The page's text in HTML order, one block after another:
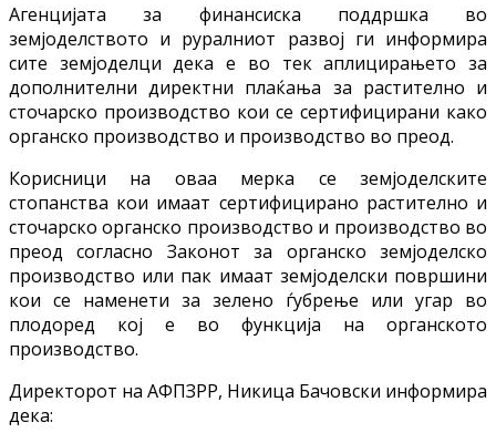
Агенцијата за финансиска поддршка во
земјоделството и руралниот развој ги информира
сите земјоделци дека е во тек аплицирањето за
дополнителни директни плаќања за растително и
сточарско производство кои се сертифицирани како
органско производство и производство во преод.
Корисници на оваа мерка се земјоделските
стопанства кои имаат сертифицирано растително и
сточарско органско производство и производство во
преод согласно Законот за органско земјоделско
производство или пак имаат земјоделски површини
кои се наменети за зелено ѓубрење или угар во
плодоред кој е во функција на органското
производство.
Директорот на АФПЗРР, Никица Бачовски информира
дека: